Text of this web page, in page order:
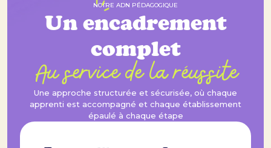
NOTRE ADN PÉDAGOGIQUE
Un encadrement
complet
Au service de la réussite
Une approche structurée et sécurisée, où chaque
apprenti est accompagné et chaque établissement
épaulé à chaque étape